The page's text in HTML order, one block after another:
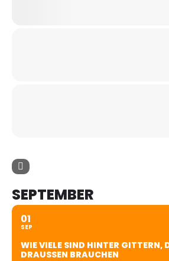
SEPTEMBER
01
SEP
WIE VIELE SIND HINTER GITTERN,
DRAUSSEN BRAUCHEN